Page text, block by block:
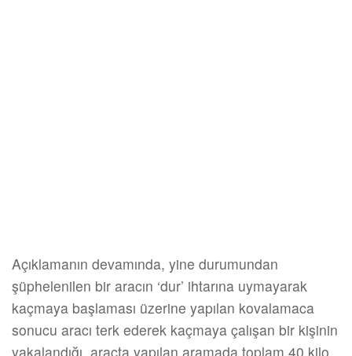
Açıklamanın devamında, yine durumundan
şüphelenilen bir aracın ‘dur’ ihtarına uymayarak
kaçmaya başlaması üzerine yapılan kovalamaca
sonucu aracı terk ederek kaçmaya çalışan bir kişinin
yakalandığı, araçta yapılan aramada toplam 40 kilo